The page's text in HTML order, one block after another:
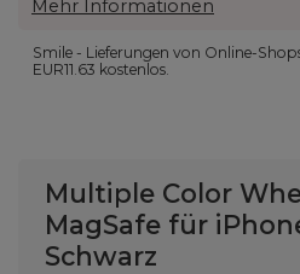
Mehr Informationen
Smile - Lieferungen von Online-
EUR11.63 kostenlos.
Multiple Color
MagSafe für
Schwarz